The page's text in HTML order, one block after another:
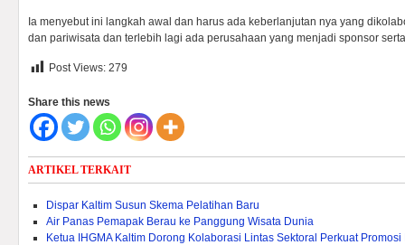
Ia menyebut ini langkah awal dan harus ada keberlanjutan nya yang
dan pariwisata dan terlebih lagi ada perusahaan yang menjadi sponsor
Post Views: 279
Share this news
ARTIKEL TERKAIT
Dispar Kaltim Susun Skema Pelatihan Baru
Air Panas Pemapak Berau ke Panggung Wisata Dunia
Ketua IHGMA Kaltim Dorong Kolaborasi Lintas Sektoral Perkuat